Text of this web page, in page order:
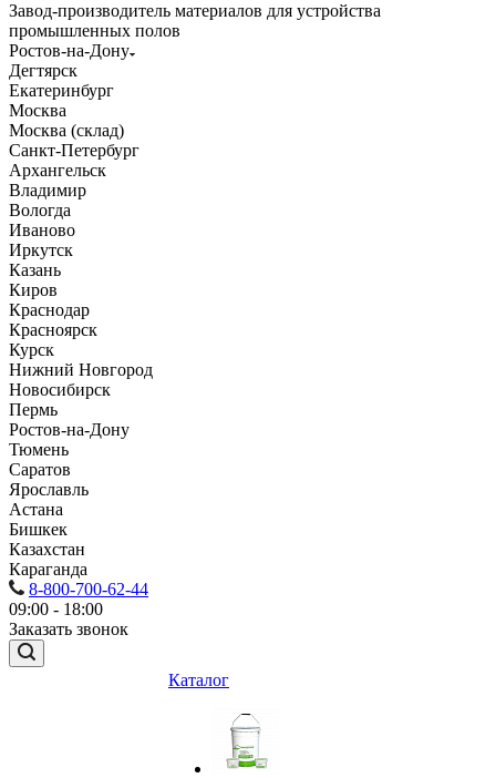
Завод-производитель материалов для устройства
промышленных полов
Ростов-на-Дону
Дегтярск
Екатеринбург
Москва
Москва (склад)
Санкт-Петербург
Архангельск
Владимир
Вологда
Иваново
Иркутск
Казань
Киров
Краснодар
Красноярск
Курск
Нижний Новгород
Новосибирск
Пермь
Ростов-на-Дону
Тюмень
Саратов
Ярославль
Астана
Бишкек
Казахстан
Караганда
8-800-700-62-44
09:00 - 18:00
Заказать звонок
Каталог